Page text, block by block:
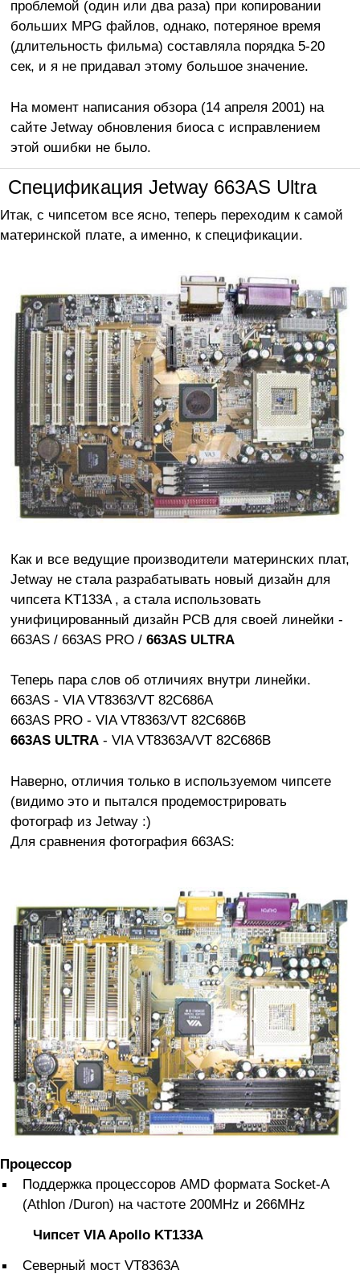
проблемой (один или два раза) при копировании
больших MPG файлов, однако, потеряное время
(длительность фильма) составляла порядка 5-20
сек, и я не придавал этому большое значение.
На момент написания обзора (14 апреля 2001) на
сайте Jetway обновления биоса с исправлением
этой ошибки не было.
Спецификация Jetway 663AS Ultra
Итак, с чипсетом все ясно, теперь переходим к самой
материнской плате, а именно, к спецификации.
Как и все ведущие производители материнских плат,
Jetway не стала разрабатывать новый дизайн для
чипсета KT133A , а стала использовать
унифицированный дизайн PCB для своей линейки -
663AS / 663AS PRO / 663AS ULTRA
Теперь пара слов об отличиях внутри линейки.
663AS - VIA VT8363/VT 82C686A
663AS PRO - VIA VT8363/VT 82C686B
663AS ULTRA- VIA VT8363A/VT 82C686B
Наверно, отличия только в используемом чипсете
(видимо это и пытался продемострировать
фотограф из Jetway :)
Для сравнения фотография 663AS:
Процессор
Поддержка процессоров AMD формата Socket-A
(Athlon /Duron) на частоте 200MHz и 266MHz
Чипсет VIA Apollo KT133A
Северный мост VT8363A